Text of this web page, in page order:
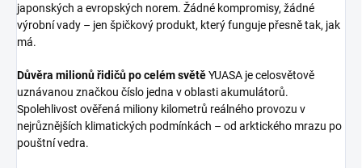
japonských a evropských norem. Žádné kompromisy, žádné
výrobní vady – jen špičkový produkt, který funguje přesně tak, jak
má.
Důvěra milionů řidičů po celém světěYUASA je celosvětově
uznávanou značkou číslo jedna v oblasti akumulátorů.
Spolehlivost ověřená miliony kilometrů reálného provozu v
nejrůznějších klimatických podmínkách – od arktického mrazu po
pouštní vedra.